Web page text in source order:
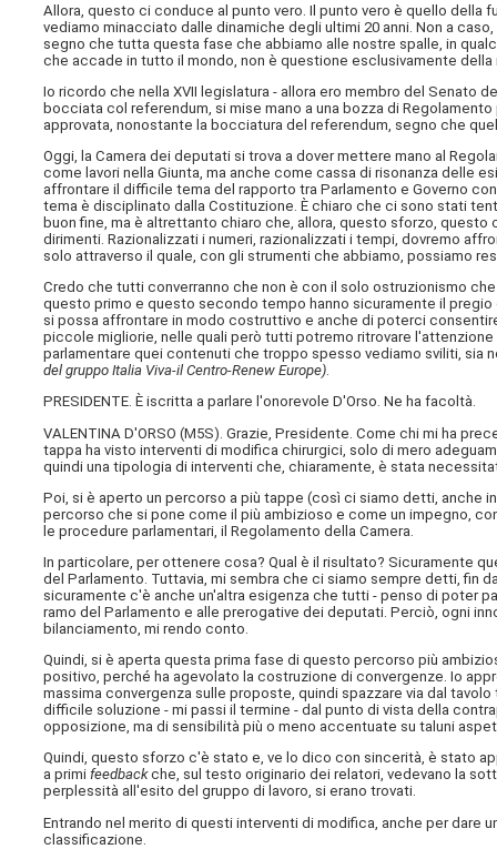
Allora, questo ci conduce al punto vero. Il punto vero è quello
vediamo minacciato dalle dinamiche degli ultimi 20 anni. Non a
segno che tutta questa fase che abbiamo alle nostre spalle, in
che accade in tutto il mondo, non è questione esclusivamente della
Io ricordo che nella XVII legislatura - allora ero membro del Senato
bocciata col referendum, si mise mano a una bozza di
approvata, nonostante la bocciatura del referendum, segno che
Oggi, la Camera dei deputati si trova a dover mettere mano al
come lavori nella Giunta, ma anche come cassa di risonanza delle
affrontare il difficile tema del rapporto tra Parlamento e Governo
tema è disciplinato dalla Costituzione. È chiaro che ci sono stati
buon fine, ma è altrettanto chiaro che, allora, questo sforzo,
dirimenti. Razionalizzati i numeri, razionalizzati i tempi, dovremo
solo attraverso il quale, con gli strumenti che abbiamo, possiamo
Credo che tutti converranno che non è con il solo ostruzionismo
questo primo e questo secondo tempo hanno sicuramente il
si possa affrontare in modo costruttivo e anche di poterci
piccole migliorie, nelle quali però tutti potremo ritrovare
parlamentare quei contenuti che troppo spesso vediamo sviliti, sia
del gruppo Italia Viva-il Centro-Renew Europe).
PRESIDENTE. È iscritta a parlare l'onorevole D'Orso. Ne ha facoltà.
VALENTINA D'ORSO (M5S). Grazie, Presidente. Come chi mi ha
tappa ha visto interventi di modifica chirurgici, solo di mero
quindi una tipologia di interventi che, chiaramente, è stata
Poi, si è aperto un percorso a più tappe (così ci siamo detti, anche
percorso che si pone come il più ambizioso e come un impegno,
le procedure parlamentari, il Regolamento della Camera.
In particolare, per ottenere cosa? Qual è il risultato? Sicuramente
del Parlamento. Tuttavia, mi sembra che ci siamo sempre detti, fin
sicuramente c'è anche un'altra esigenza che tutti - penso di poter
ramo del Parlamento e alle prerogative dei deputati. Perciò, ogni
bilanciamento, mi rendo conto.
Quindi, si è aperta questa prima fase di questo percorso più
positivo, perché ha agevolato la costruzione di convergenze. Io
massima convergenza sulle proposte, quindi spazzare via dal
difficile soluzione - mi passi il termine - dal punto di vista della
opposizione, ma di sensibilità più o meno accentuate su taluni
Quindi, questo sforzo c'è stato e, ve lo dico con sincerità, è stato
a primifeedbackche, sul testo originario dei relatori, vedevano la
perplessità all'esito del gruppo di lavoro, si erano trovati.
Entrando nel merito di questi interventi di modifica, anche per dare
classificazione.